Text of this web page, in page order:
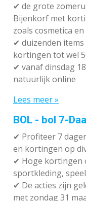
✔ de grote
Bijenkorf met
zoals cosmetica
✔ duizenden
kortingen tot wel
✔ vanaf dinsdag
natuurlijk online
Lees meer »
BOL - bol 7-
✔ Profiteer 7
en kortingen op
✔ Hoge kortingen
sportkleding,
✔ De acties zijn
met zondag 31